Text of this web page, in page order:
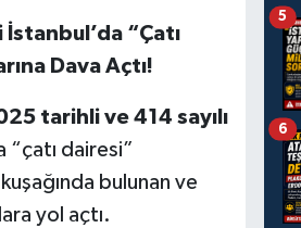
“Çatı
Dava Açtı!
tarihli ve 414 sayılı
“çatı dairesi”
bulunan ve
yol açtı.
5
6